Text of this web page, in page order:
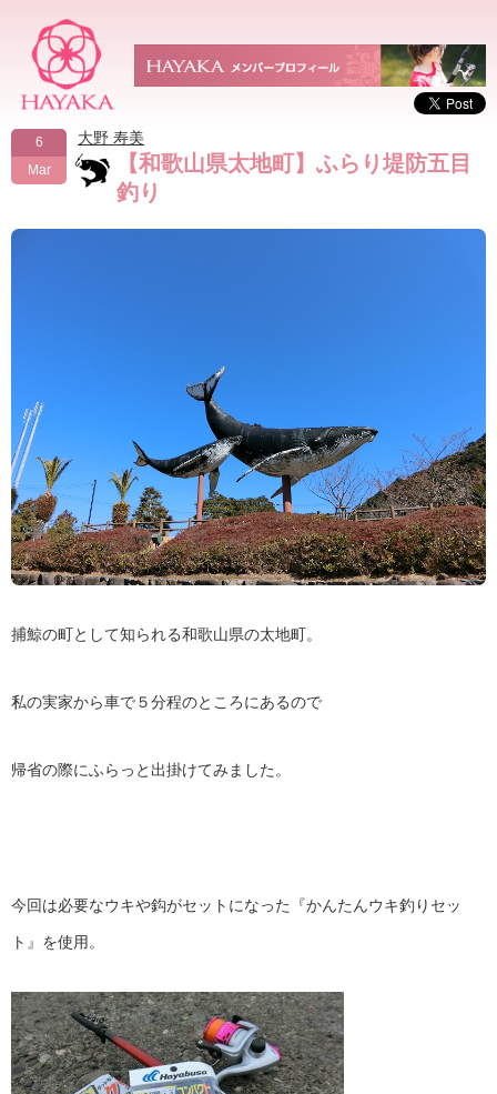
6
Mar
大野 寿美
【和歌山県太地町】ふらり堤防五目
釣り
捕鯨の町として知られる和歌山県の太地町。
私の実家から車で５分程のところにあるので
帰省の際にふらっと出掛けてみました。
今回は必要なウキや鈎がセットになった『かんたんウキ釣りセッ
ト』を使用。